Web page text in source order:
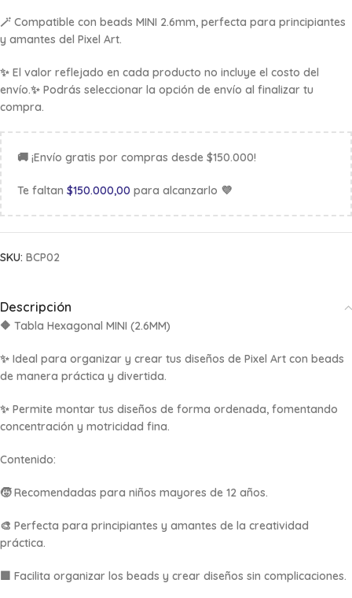
🪄 Compatible con beads MINI 2.6mm, perfecta para principiantes
y amantes del Pixel Art.
✨ El valor reflejado en cada producto no incluye el costo del
envío.✨ Podrás seleccionar la opción de envío al finalizar tu
compra.
🚚 ¡Envío gratis por compras desde $150.000!
Te faltan $150.000,00 para alcanzarlo 💜
SKU: BCP02
Descripción
🔶 Tabla Hexagonal MINI (2.6MM)
✨ Ideal para organizar y crear tus diseños de Pixel Art con beads
de manera práctica y divertida.
✨ Permite montar tus diseños de forma ordenada, fomentando
concentración y motricidad fina.
Contenido:
🧒 Recomendadas para niños mayores de 12 años.
🎨 Perfecta para principiantes y amantes de la creatividad
práctica.
🟩 Facilita organizar los beads y crear diseños sin complicaciones.